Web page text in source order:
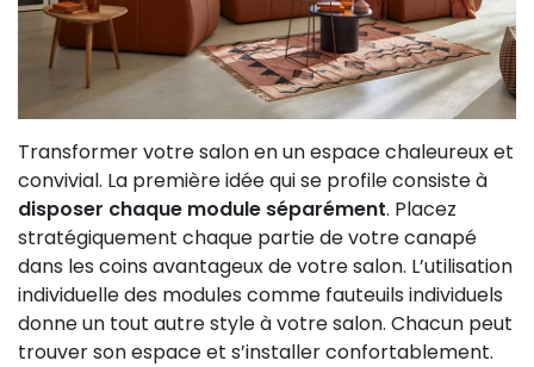
Transformer votre salon en un espace chaleureux et
convivial. La première idée qui se profile consiste à
disposer chaque module séparément. Placez
stratégiquement chaque partie de votre canapé
dans les coins avantageux de votre salon. L’utilisation
individuelle des modules comme fauteuils individuels
donne un tout autre style à votre salon. Chacun peut
trouver son espace et s’installer confortablement.